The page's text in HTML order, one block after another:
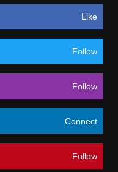
Like
Follow
Follow
Connect
Follow